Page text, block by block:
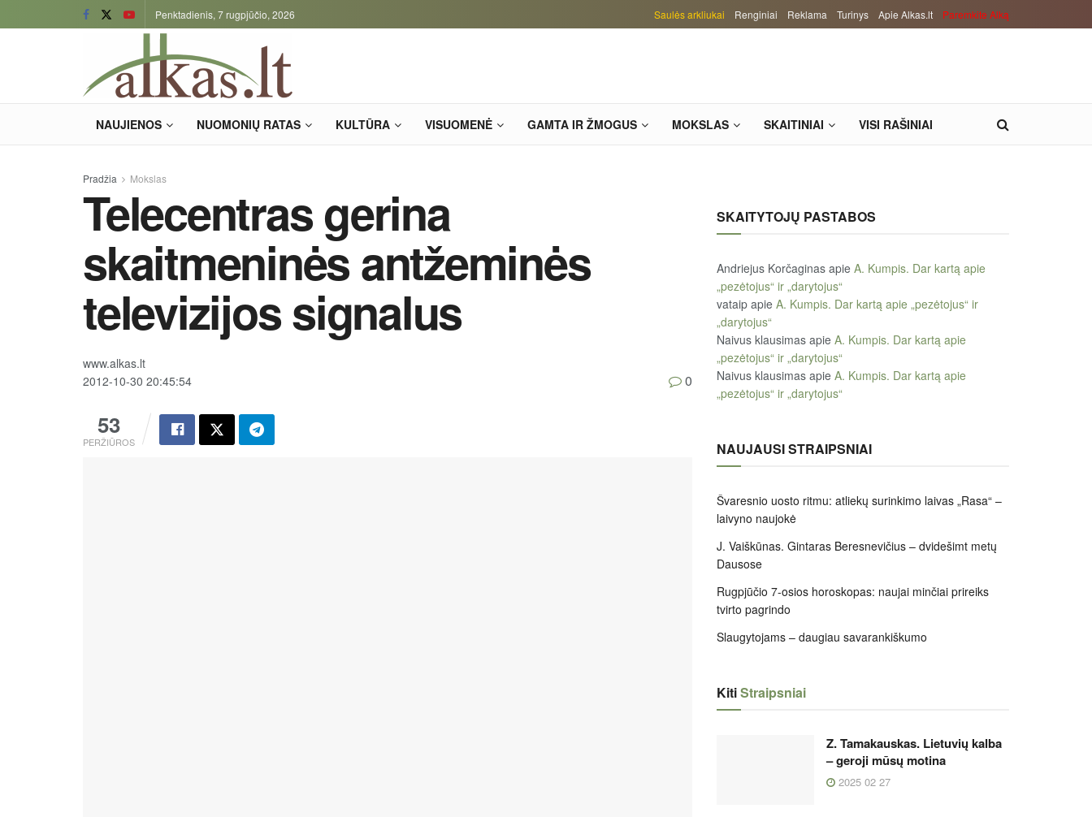
Penktadienis, 7 rugpjūčio, 2026 Saulės arkliukai Renginiai Reklama Turinys Apie Alkas.lt Paremkite Alką
NAUJIENOS NUOMONIŲ RATAS KULTŪRA VISUOMENĖ GAMTA IR ŽMOGUS MOKSLAS SKAITINIAI VISI RAŠINIAI
Pradžia Mokslas
Telecentras gerina
skaitmeninės antžeminės
televizijos signalus
www.alkas.lt
2012-10-30 20:45:54
53
PERŽIŪROS
0
SKAITYTOJŲ PASTABOS
Andriejus Korčaginas apie A. Kumpis. Dar kartą apie
„pezėtojus“ ir „darytojus“
vataip apie A. Kumpis. Dar kartą apie „pezėtojus“ ir
„darytojus“
Naivus klausimas apie A. Kumpis. Dar kartą apie
„pezėtojus“ ir „darytojus“
Naivus klausimas apie A. Kumpis. Dar kartą apie
„pezėtojus“ ir „darytojus“
NAUJAUSI STRAIPSNIAI
Švaresnio uosto ritmu: atliekų surinkimo laivas „Rasa“ –
laivyno naujokė
J. Vaiškūnas. Gintaras Beresnevičius – dvidešimt metų
Dausose
Rugpjūčio 7-osios horoskopas: naujai minčiai prireiks
tvirto pagrindo
Slaugytojams – daugiau savarankiškumo
KitiStraipsniai
Z. Tamakauskas. Lietuvių kalba
– geroji mūsų motina
2025 02 27